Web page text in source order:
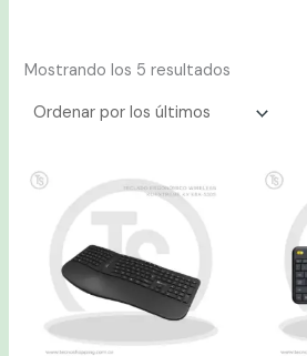
Mostrando los 5 resultados